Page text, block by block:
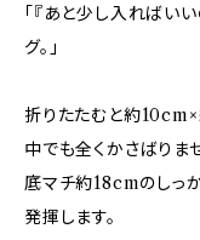
「『あと少し入ればい
グ。」
折りたたむと約10cm×
中でも全くかさばりま
底マチ約18cmのしっ
発揮します。